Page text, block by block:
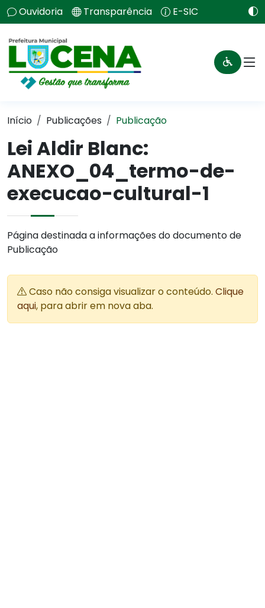
Ouvidoria Transparência E-SIC
Início Publicações Publicação
Lei Aldir Blanc:
ANEXO_04_termo-de-
execucao-cultural-1
Página destinada a informações do documento de
Publicação
Caso não consiga visualizar o conteúdo. Clique
aqui, para abrir em nova aba.